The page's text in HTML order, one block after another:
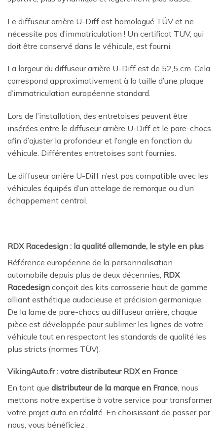
Le diffuseur arrière U-Diff est homologué TÜV et ne
nécessite pas d’immatriculation ! Un certificat TÜV, qui
doit être conservé dans le véhicule, est fourni.
La largeur du diffuseur arrière U-Diff est de 52,5 cm. Cela
correspond approximativement à la taille d’une plaque
d’immatriculation européenne standard.
Lors de l’installation, des entretoises peuvent être
insérées entre le diffuseur arrière U-Diff et le pare-chocs
afin d’ajuster la profondeur et l’angle en fonction du
véhicule. Différentes entretoises sont fournies.
Le diffuseur arrière U-Diff n’est pas compatible avec les
véhicules équipés d’un attelage de remorque ou d’un
échappement central.
RDX Racedesign : la qualité allemande, le style en plus
Référence européenne de la personnalisation
automobile depuis plus de deux décennies, RDX
Racedesign conçoit des kits carrosserie haut de gamme
alliant esthétique audacieuse et précision germanique.
De la lame de pare-chocs au diffuseur arrière, chaque
pièce est développée pour sublimer les lignes de votre
véhicule tout en respectant les standards de qualité les
plus stricts (normes TÜV).
VikingAuto.fr : votre distributeur RDX en France
En tant que distributeur de la marque en France, nous
mettons notre expertise à votre service pour transformer
votre projet auto en réalité. En choisissant de passer par
nous, vous bénéficiez :